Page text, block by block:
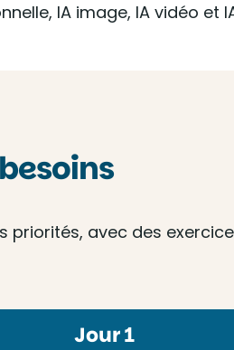
IA image, IA vidéo et
avec des
Jour 1